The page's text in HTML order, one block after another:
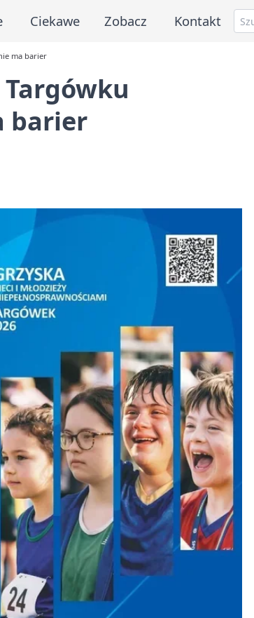
Ciekawe Zobacz Kontakt
ma barier
barier